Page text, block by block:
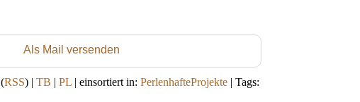
Als Mail versenden
(RSS) | TB | PL | einsortiert in: PerlenhafteProjekte | Tags: